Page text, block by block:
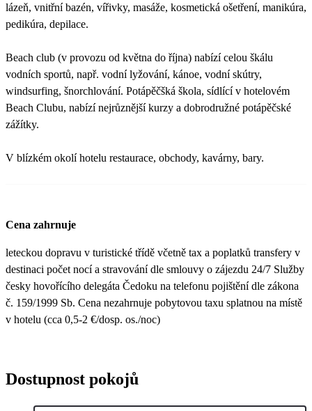
lázeň, vnitřní bazén, vířivky, masáže, kosmetická ošetření, manikúra,
pedikúra, depilace.
Beach club (v provozu od května do října) nabízí celou škálu
vodních sportů, např. vodní lyžování, kánoe, vodní skútry,
windsurfing, šnorchlování. Potápěčšká škola, sídlící v hotelovém
Beach Clubu, nabízí nejrůznější kurzy a dobrodružné potápěčské
zážítky.
V blízkém okolí hotelu restaurace, obchody, kavárny, bary.
Cena zahrnuje
leteckou dopravu v turistické třídě včetně tax a poplatků transfery v
destinaci počet nocí a stravování dle smlouvy o zájezdu 24/7 Služby
česky hovořícího delegáta Čedoku na telefonu pojištění dle zákona
č. 159/1999 Sb. Cena nezahrnuje pobytovou taxu splatnou na místě
v hotelu (cca 0,5-2 €/dosp. os./noc)
Dostupnost pokojů